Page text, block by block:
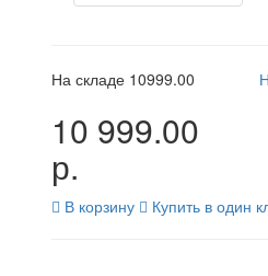
На складе 10999.00
10 999.00
р.
В корзину Купить в один